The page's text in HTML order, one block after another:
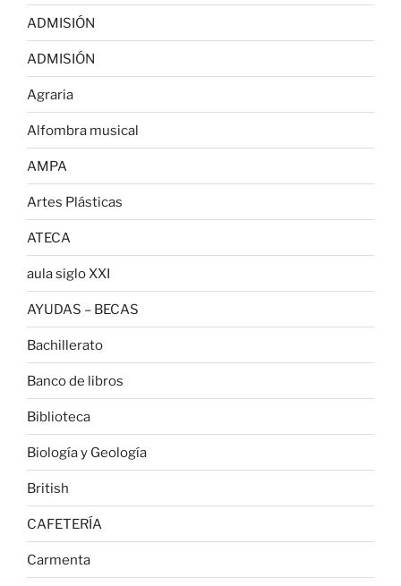
ADMISIÓN
ADMISIÓN
Agraria
Alfombra musical
AMPA
Artes Plásticas
ATECA
aula siglo XXI
AYUDAS – BECAS
Bachillerato
Banco de libros
Biblioteca
Biología y Geología
British
CAFETERÍA
Carmenta